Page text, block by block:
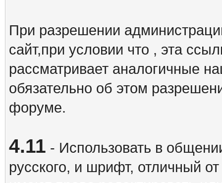
При разрешении
сайт,при условии что , эта
рассматривает аналогичные
обязательно об этом
форуме.
4.11 - Использовать в
русского, и шрифт, отличный